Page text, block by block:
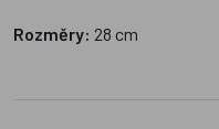
Rozměry: 28 cm